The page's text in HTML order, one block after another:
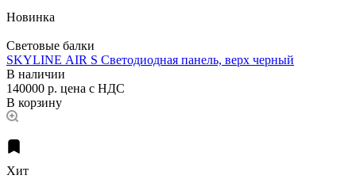
Новинка
Световые балки
SKYLINE AIR S Светодиодная панель, верх черный
В наличии
140000 р. цена с НДС
В корзину
Хит